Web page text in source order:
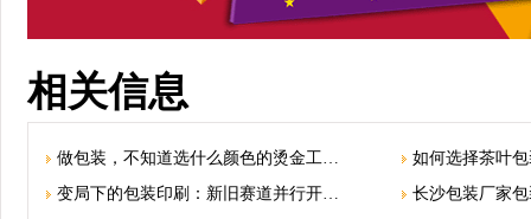
相关信息
做包装，不知道选什么颜色的烫金工…
变局下的包装印刷：新旧赛道并行开…
如何选择茶叶
长沙包装厂家